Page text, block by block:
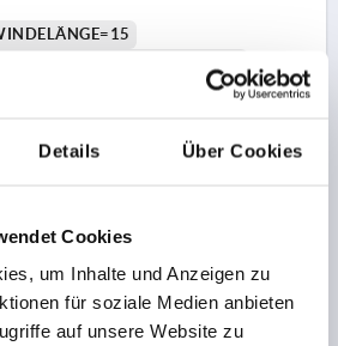
Details Über Cookies
Cookies
um Inhalte und Anzeigen zu
für soziale Medien anbieten
auf unsere Website zu
D2=11 H=21,4
H1=4
DETAILS